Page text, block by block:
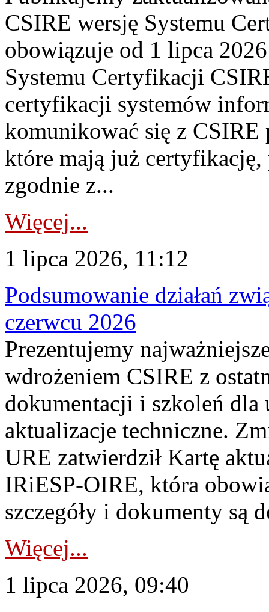
CSIRE wersję Systemu
obowiązuje od 1 lipca
Systemu Certyfikacji
certyfikacji systemów
komunikować się z
które mają już
zgodnie z...
Więcej...
1 lipca 2026, 11:12
Podsumowanie działań
czerwcu 2026
Prezentujemy
wdrożeniem CSIRE z
dokumentacji i szkoleń
aktualizacje techniczne.
URE zatwierdził Kartę
IRiESP‑OIRE, która
szczegóły i dokumenty są
Więcej...
1 lipca 2026, 09:40